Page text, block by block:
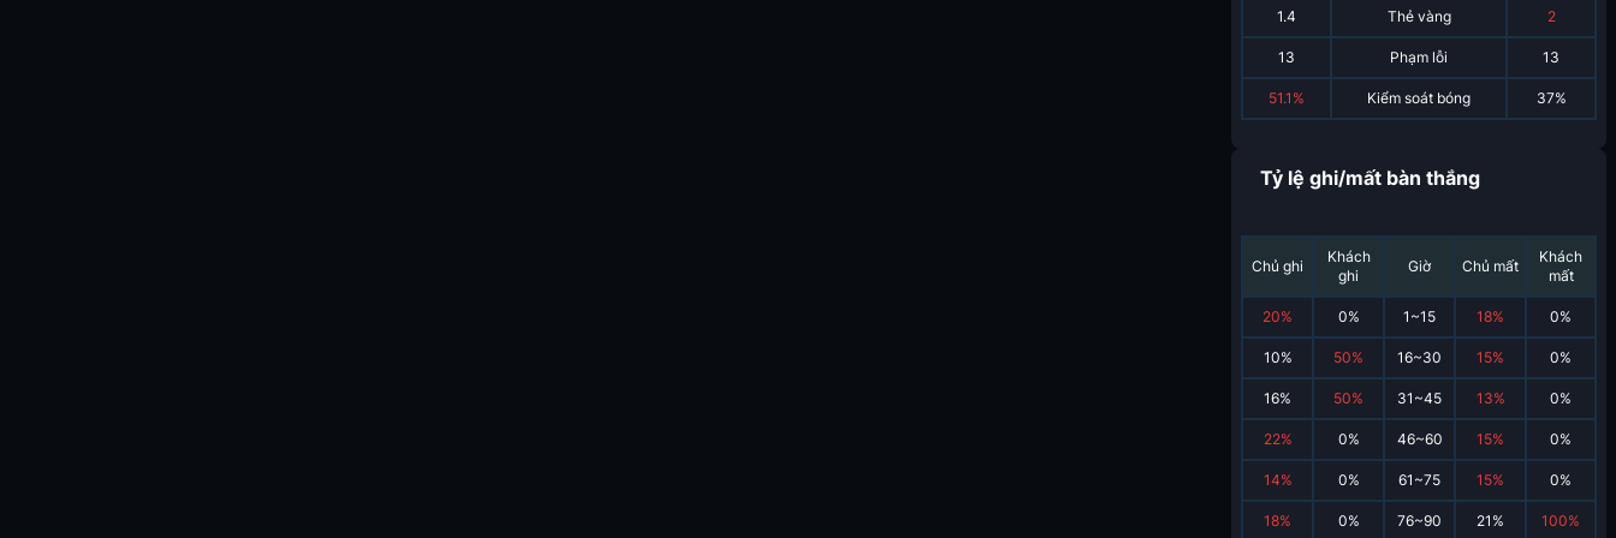
1.4 Thẻ vàng 2
13 Phạm lỗi 13
51.1% Kiểm soát bóng 37%
Tỷ lệ ghi/mất bàn thắng
Chủ ghi
Khách
ghi
Giờ Chủ mất
Khách
mất
20% 0% 1~15 18% 0%
10% 50% 16~30 15% 0%
16% 50% 31~45 13% 0%
22% 0% 46~60 15% 0%
14% 0% 61~75 15% 0%
18% 0% 76~90 21 % 100%